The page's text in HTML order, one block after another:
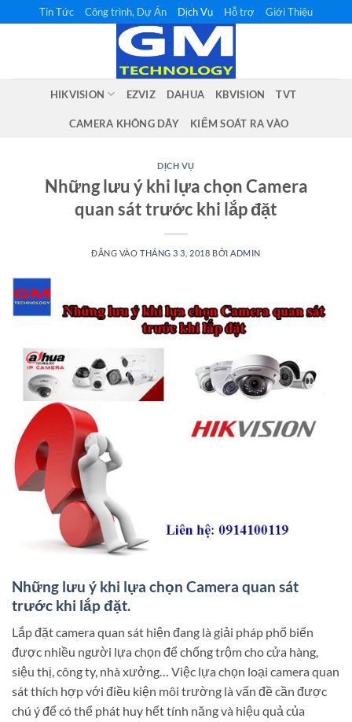
qua
Tin Tức Công trình, Dự Án Dịch Vụ Hỗ trợ Giới Thiệu
HIKVISION EZVIZ DAHUA KBVISION TVT
CAMERA KHÔNG DÂY KIỂM SOÁT RA VÀO
DỊCH VỤ
Những lưu ý khi lựa chọn Camera
quan sát trước khi lắp đặt
ĐĂNG VÀO THÁNG 3 3, 2018 BỞI ADMIN
Những lưu ý khi lựa chọn Camera quan sát
trước khi lắp đặt.
Lắp đặt camera quan sát hiện đang là giải pháp phổ biến
được nhiều người lựa chọn để chống trộm cho cửa hàng,
siệu thị, công ty, nhà xưởng… Việc lựa chọn loại camera quan
sát thích hợp với điều kiện môi trường là vấn đề cần được
chú ý để có thể phát huy hết tính năng và hiệu quả của